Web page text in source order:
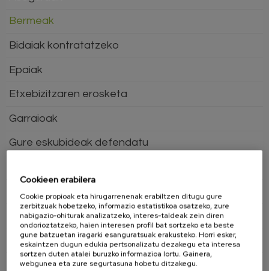
Bermeak
Bidaiak kontratatzeko
Epaiak
Etxebizitzaren erosketa
Garraioak
Gure eskubideak defendatu
Hiri errentamenduak
Hornidura
Jostailuak
Kontsumo eramangarrirako
Cookieen erabilera
Cookie propioak eta hirugarrenenak erabiltzen ditugu gure
zerbitzuak hobetzeko, informazio estatistikoa osatzeko, zure
nabigazio-ohiturak analizatzeko, interes-taldeak zein diren
ondorioztatzeko, haien interesen profil bat sortzeko eta beste
gune batzuetan iragarki esanguratsuak erakusteko. Horri esker,
eskaintzen dugun edukia pertsonalizatu dezakegu eta interesa
sortzen duten atalei buruzko informazioa lortu. Gainera,
webgunea eta zure segurtasuna hobetu ditzakegu.